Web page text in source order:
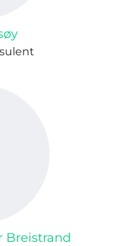
Breistrand